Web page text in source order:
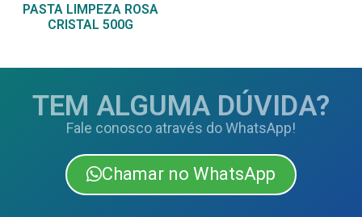
PASTA LIMPEZA ROSA
CRISTAL 500G
TEM ALGUMA DÚVIDA?
Fale conosco através do WhatsApp!
Chamar no WhatsApp